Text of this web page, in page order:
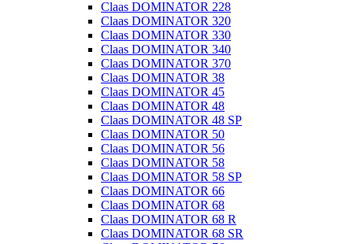
Claas DOMINATOR 228
Claas DOMINATOR 320
Claas DOMINATOR 330
Claas DOMINATOR 340
Claas DOMINATOR 370
Claas DOMINATOR 38
Claas DOMINATOR 45
Claas DOMINATOR 48
Claas DOMINATOR 48 SP
Claas DOMINATOR 50
Claas DOMINATOR 56
Claas DOMINATOR 58
Claas DOMINATOR 58 SP
Claas DOMINATOR 66
Claas DOMINATOR 68
Claas DOMINATOR 68 R
Claas DOMINATOR 68 SR